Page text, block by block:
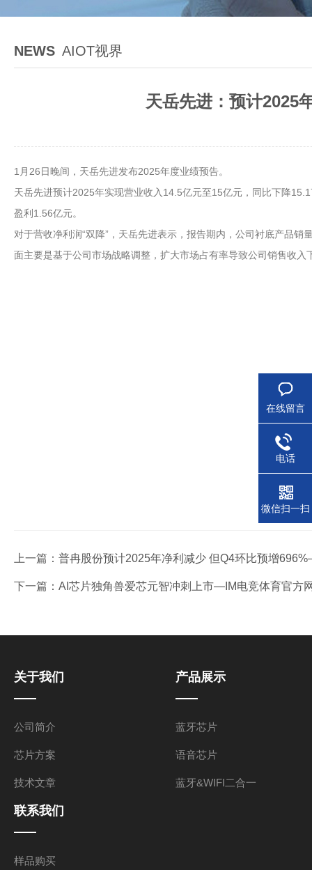
NEWS AIOT视界
天岳先进：预计2025
1月26日晚间，天岳先进发布2025年度业绩预告。
天岳先进预计2025年实现营业收入14.5亿元至15亿元，同比下降
盈利1.56亿元。
对于营收净利润“双降”，天岳先进表示，报告期内，公司衬底产品
面主要是基于公司市场战略调整，扩大市场占有率导致公司销售收入
上一篇： 普冉股份预计2025年净利减少 但Q4环比预增
下一篇： AI芯片独角兽爱芯元智冲刺上市—IM电竞体育官方
关于我们
公司简介
芯片方案
技术文章
产品展示
蓝牙芯片
语音芯片
蓝牙&WIFI二合一
联系我们
样品购买
在线留言
电话
微信扫一扫